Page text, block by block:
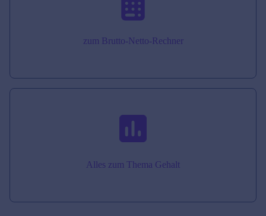
zum Brutto-Netto-Rechner
Alles zum Thema Gehalt